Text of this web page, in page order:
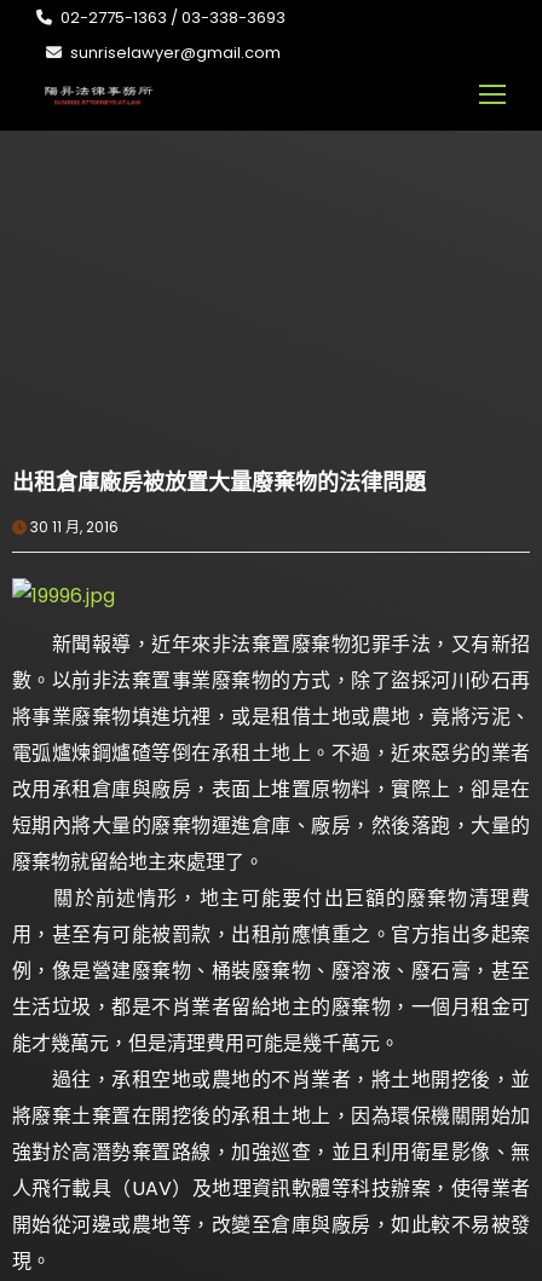
02-2775-1363 / 03-338-3693
sunriselawyer@gmail.com
出租倉庫廠房被放置大量廢棄物的法律問題
30 11 月, 2016
新聞報導，近年來非法棄置廢棄物犯罪手法，又有新招
數。以前非法棄置事業廢棄物的方式，除了盜採河川砂石再
將事業廢棄物填進坑裡，或是租借土地或農地，竟將污泥、
電弧爐煉鋼爐碴等倒在承租土地上。不過，近來惡劣的業者
改用承租倉庫與廠房，表面上堆置原物料，實際上，卻是在
短期內將大量的廢棄物運進倉庫、廠房，然後落跑，大量的
廢棄物就留給地主來處理了。
關於前述情形，地主可能要付出巨額的廢棄物清理費
用，甚至有可能被罰款，出租前應慎重之。官方指出多起案
例，像是營建廢棄物、桶裝廢棄物、廢溶液、廢石膏，甚至
生活垃圾，都是不肖業者留給地主的廢棄物，一個月租金可
能才幾萬元，但是清理費用可能是幾千萬元。
過往，承租空地或農地的不肖業者，將土地開挖後，並
將廢棄土棄置在開挖後的承租土地上，因為環保機關開始加
強對於高潛勢棄置路線，加強巡查，並且利用衛星影像、無
人飛行載具（UAV）及地理資訊軟體等科技辦案，使得業者
開始從河邊或農地等，改變至倉庫與廠房，如此較不易被發
現。